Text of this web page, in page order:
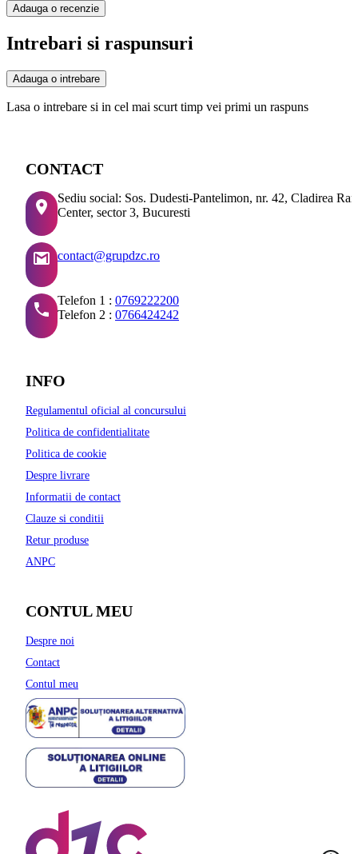
Adauga o recenzie
Intrebari si raspunsuri
Adauga o intrebare
Lasa o intrebare si in cel mai scurt timp vei primi un raspuns
CONTACT
Sediu social: Sos. Dudesti-Pantelimon, nr. 42, Cladirea
Center, sector 3, Bucuresti
contact@grupdzc.ro
Telefon 1 : 0769222200
Telefon 2 : 0766424242
INFO
Regulamentul oficial al concursului
Politica de confidentialitate
Politica de cookie
Despre livrare
Informatii de contact
Clauze si conditii
Retur produse
ANPC
CONTUL MEU
Despre noi
Contact
Contul meu